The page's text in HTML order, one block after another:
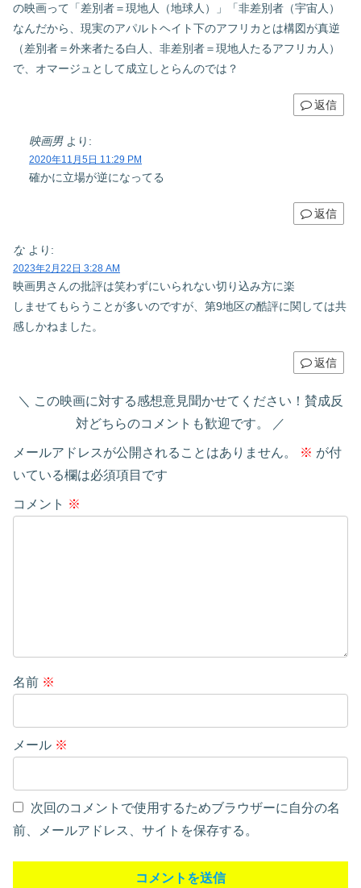
の映画って「差別者＝現地人（地球人）」「非差別者（宇宙人）
なんだから、現実のアパルトヘイト下のアフリカとは構図が真逆
（差別者＝外来者たる白人、非差別者＝現地人たるアフリカ人）
で、オマージュとして成立しとらんのでは？
返信
映画男 より:
2020年11月5日 11:29 PM
確かに立場が逆になってる
返信
な より:
2023年2月22日 3:28 AM
映画男さんの批評は笑わずにいられない切り込み方に楽
しませてもらうことが多いのですが、第9地区の酷評に関しては共
感しかねました。
返信
この映画に対する感想意見聞かせてください！賛成反
対どちらのコメントも歓迎です。
メールアドレスが公開されることはありません。 ※ が付
いている欄は必須項目です
コメント ※
名前 ※
メール ※
次回のコメントで使用するためブラウザーに自分の名
前、メールアドレス、サイトを保存する。